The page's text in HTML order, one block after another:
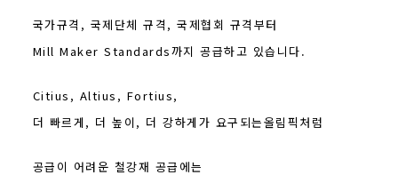
국가규격, 국제단체 규격, 국제협회 규격부터
Mill Maker Standards까지 공급하고 있습니다.
Citius, Altius, Fortius,
더 빠르게, 더 높이, 더 강하게가 요구되는올림픽처럼
공급이 어려운 철강재 공급에는